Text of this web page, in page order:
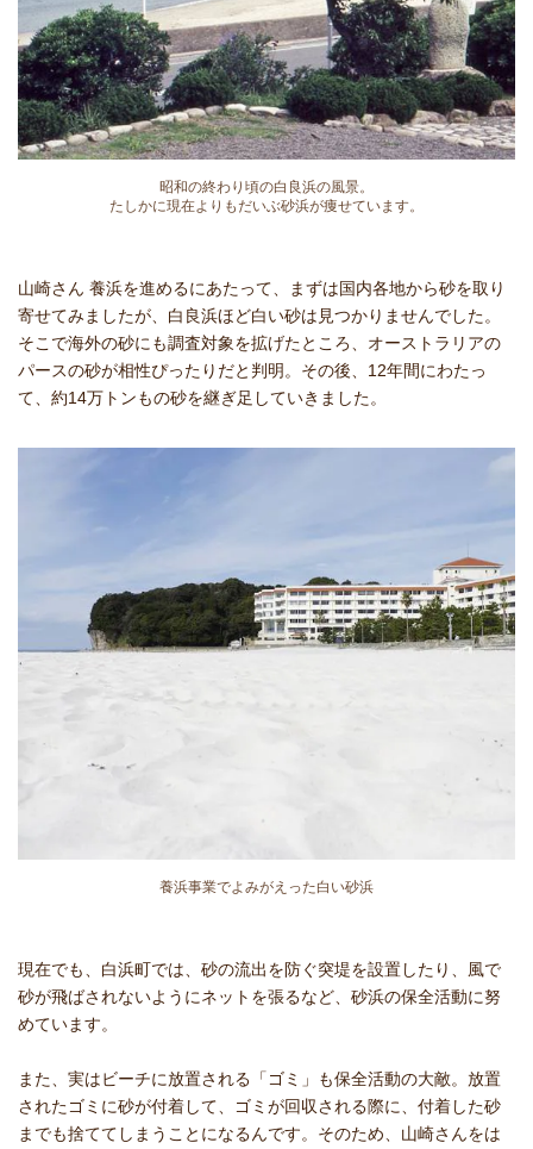
昭和の終わり頃の白良浜の風景。
たしかに現在よりもだいぶ砂浜が痩せています。
山崎さん 養浜を進めるにあたって、まずは国内各地から砂を取り
寄せてみましたが、白良浜ほど白い砂は見つかりませんでした。
そこで海外の砂にも調査対象を拡げたところ、オーストラリアの
パースの砂が相性ぴったりだと判明。その後、12年間にわたっ
て、約14万トンもの砂を継ぎ足していきました。
養浜事業でよみがえった白い砂浜
現在でも、白浜町では、砂の流出を防ぐ突堤を設置したり、風で
砂が飛ばされないようにネットを張るなど、砂浜の保全活動に努
めています。
また、実はビーチに放置される「ゴミ」も保全活動の大敵。放置
されたゴミに砂が付着して、ゴミが回収される際に、付着した砂
までも捨ててしまうことになるんです。そのため、山崎さんをは